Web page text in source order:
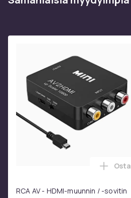
RCA AV - HDMI-muunnin / -sovitin
Osta